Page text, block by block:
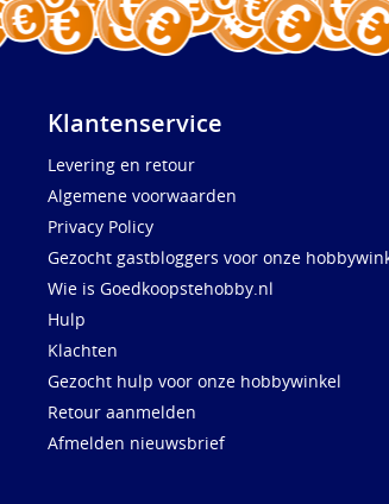
Klantenservice
Levering en retour
Algemene voorwaarden
Privacy Policy
Gezocht gastbloggers voor onze
Wie is Goedkoopstehobby.nl
Hulp
Klachten
Gezocht hulp voor onze hobbywinkel
Retour aanmelden
Afmelden nieuwsbrief